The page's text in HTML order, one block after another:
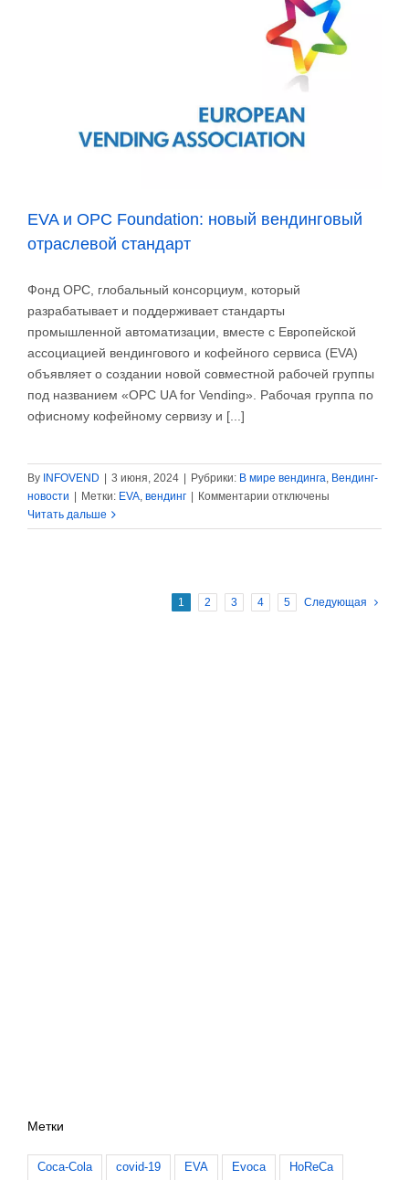
EVA и OPC Foundation: новый вендинговый
отраслевой стандарт
Фонд OPC, глобальный консорциум, который
разрабатывает и поддерживает стандарты
промышленной автоматизации, вместе с Европейской
ассоциацией вендингового и кофейного сервиса (EVA)
объявляет о создании новой совместной рабочей группы
под названием «OPC UA for Vending». Рабочая группа по
офисному кофейному сервизу и [...]
By INFOVEND | 3 июня, 2024 | Рубрики: В мире вендинга Вендинг-
новости | Метки: EVA вендинг | Комментарии к
EVA
новый
отключены
Читать дальше
1 2 3 4 5 Следующая
Метки
Coca-Cola covid-19 EVA Evoca HoReCa